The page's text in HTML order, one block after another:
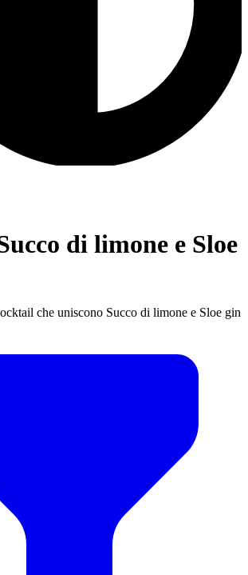
di limone e Sloe
che uniscono Succo di limone e Sloe gin